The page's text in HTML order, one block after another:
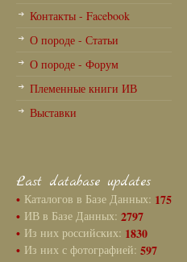
Контакты - Facebook
О породе - Статьи
О породе - Форум
Племенные книги ИВ
Выставки
Last database updates
• Каталогов в Базе Данных: 175
• ИВ в Базе Данных: 2797
• Из них российских: 1830
• Из них с фотографией: 597